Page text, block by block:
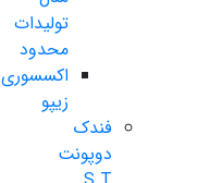
تولیدات
محدود
اکسسوری
زیپو
فندک
دوپونت